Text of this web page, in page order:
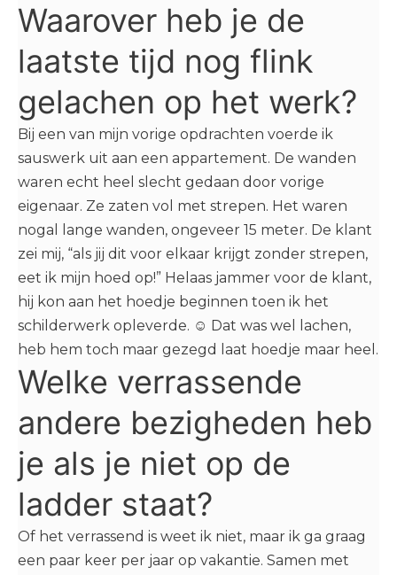
Waarover heb je de
laatste tijd nog flink
gelachen op het werk?
Bij een van mijn vorige opdrachten voerde ik
sauswerk uit aan een appartement. De wanden
waren echt heel slecht gedaan door vorige
eigenaar. Ze zaten vol met strepen. Het waren
nogal lange wanden, ongeveer 15 meter. De klant
zei mij, “als jij dit voor elkaar krijgt zonder strepen,
eet ik mijn hoed op!” Helaas jammer voor de klant,
hij kon aan het hoedje beginnen toen ik het
schilderwerk opleverde. ☺ Dat was wel lachen,
heb hem toch maar gezegd laat hoedje maar heel.
Welke verrassende
andere bezigheden heb
je als je niet op de
ladder staat?
Of het verrassend is weet ik niet, maar ik ga graag
een paar keer per jaar op vakantie. Samen met